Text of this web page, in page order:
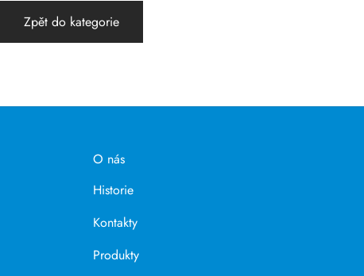
Zpět do kategorie
O nás
Historie
Kontakty
Produkty